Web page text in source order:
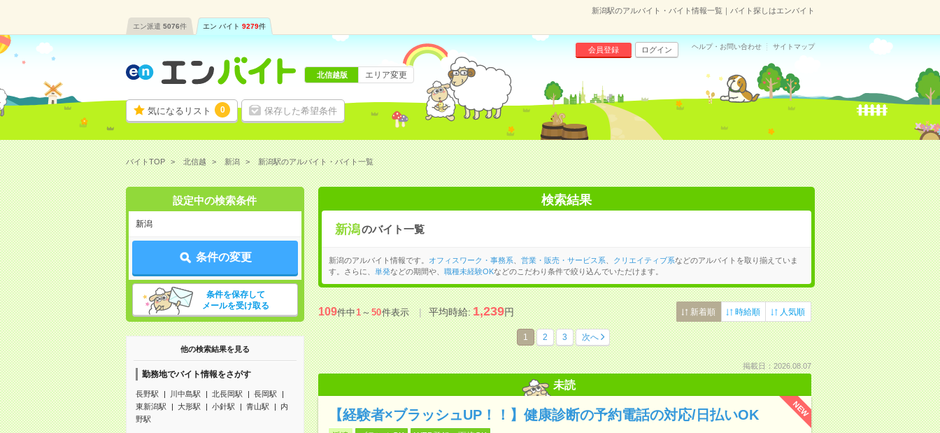
新潟駅のアルバイト・バイト情報一覧｜バイト探しはエンバイト
エン派遣 5076件 エン バイト 9279件
気になるリスト 0 保存した希望条件
会員登録 ログイン ヘルプ・お問い合わせ サイトマップ
北信越版 エリア変更
バイトTOP 北信越 新潟 新潟駅のアルバイト・バイト一覧
設定中の検索条件
新潟
条件の変更
条件を保存して
メールを受け取る
他の検索結果を見る
勤務地でバイト情報をさがす
長野駅 川中島駅 北長岡駅
長岡駅
東新潟駅
大形駅 小針駅 青山駅
内
野駅
検索結果
新潟のバイト一覧
新潟のアルバイト情報です。 オフィスワーク・事務系 営業・販売・サービス系 クリエイティブ系などのアルバイトを取り揃えていま
す。さらに、
単発などの期間や、 職種未経験OKなどのこだわり条件で絞り込んでいただけます。
109件中1～50件表示 平均時給:1,239円 新着順 時給順 人気順
1 2 3 次へ
掲載日：2026.08.07
未読
NEW
【経験者×ブラッシュUP！！】健康診断の予約電話の対応/日払いOK